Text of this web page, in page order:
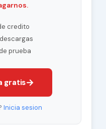
credito
prueba
gratis→
Inicia sesion